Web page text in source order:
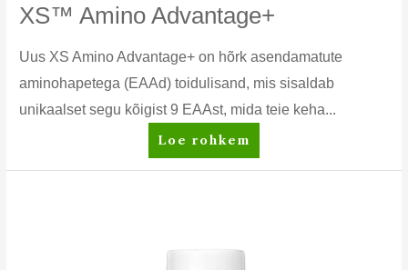
XS™ Amino Advantage+
Uus XS Amino Advantage+ on hõrk asendamatute
aminohapetega (EAAd) toidulisand, mis sisaldab
unikaalset segu kõigist 9 EAAst, mida teie keha...
XS™
Amino
Loe rohkem